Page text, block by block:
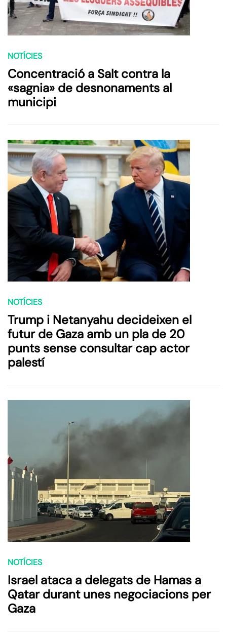
NOTÍCIES
Concentració a Salt contra la
«sagnia» de desnonaments al
municipi
NOTÍCIES
Trump i Netanyahu decideixen el
futur de Gaza amb un pla de 20
punts sense consultar cap actor
palestí
NOTÍCIES
Israel ataca a delegats de Hamas a
Qatar durant unes negociacions per
Gaza